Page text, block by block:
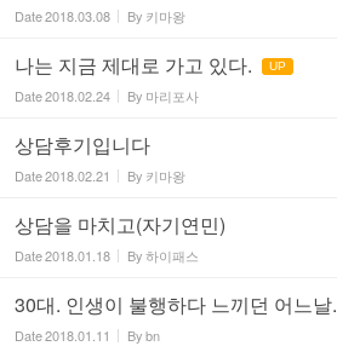
Date2018.03.08 By 키마왕
나는 지금 제대로 가고 있다. UP
Date2018.02.24 By 마리포사
상담후기입니다
Date2018.02.21 By 키마왕
상담을 마치고(자기연민)
Date2018.01.18 By하이패스
30대. 인생이 불행하다 느끼던 어느날.
Date2018.01.11 Bybn